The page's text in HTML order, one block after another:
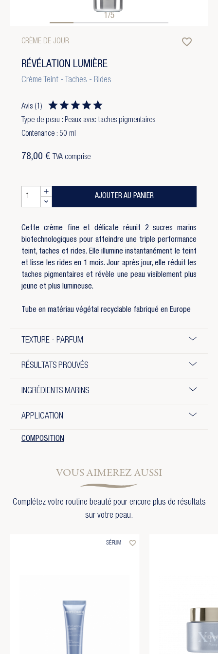
1/5
CRÈME DE JOUR favorite_border
RÉVÉLATION LUMIÈRE
Crème Teint - Taches - Rides
Avis (1)
Type de peau : Peaux avec taches pigmentaires
Contenance : 50 ml
78,00 € TVA comprise
AJOUTER AU PANIER
Cette crème fine et délicate réunit 2 sucres marins
biotechnologiques pour atteindre une triple performance
teint, taches et rides. Elle illumine instantanément le teint
et lisse les rides en 1 mois. Jour après jour, elle réduit les
taches pigmentaires et révèle une peau visiblement plus
jeune et plus lumineuse.
Tube en matériau végétal recyclable fabriqué en Europe
TEXTURE - PARFUM
RÉSULTATS PROUVÉS
INGRÉDIENTS MARINS
APPLICATION
COMPOSITION
VOUS AIMEREZ AUSSI
Complétez votre routine beauté pour encore plus de résultats
sur votre peau.
SÉRUM favorite_border